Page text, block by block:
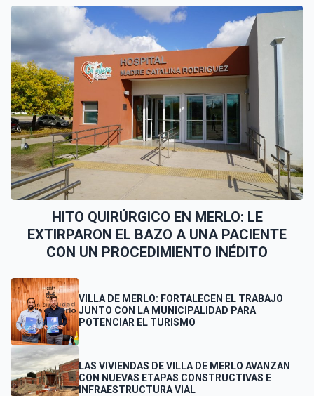
HITO QUIRÚRGICO EN MERLO: LE
EXTIRPARON EL BAZO A UNA PACIENTE
CON UN PROCEDIMIENTO INÉDITO
VILLA DE MERLO: FORTALECEN EL TRABAJO
JUNTO CON LA MUNICIPALIDAD PARA
POTENCIAR EL TURISMO
LAS VIVIENDAS DE VILLA DE MERLO AVANZAN
CON NUEVAS ETAPAS CONSTRUCTIVAS E
INFRAESTRUCTURA VIAL